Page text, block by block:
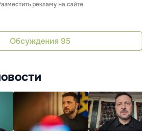
рекламу на сайте
Обсуждения 95